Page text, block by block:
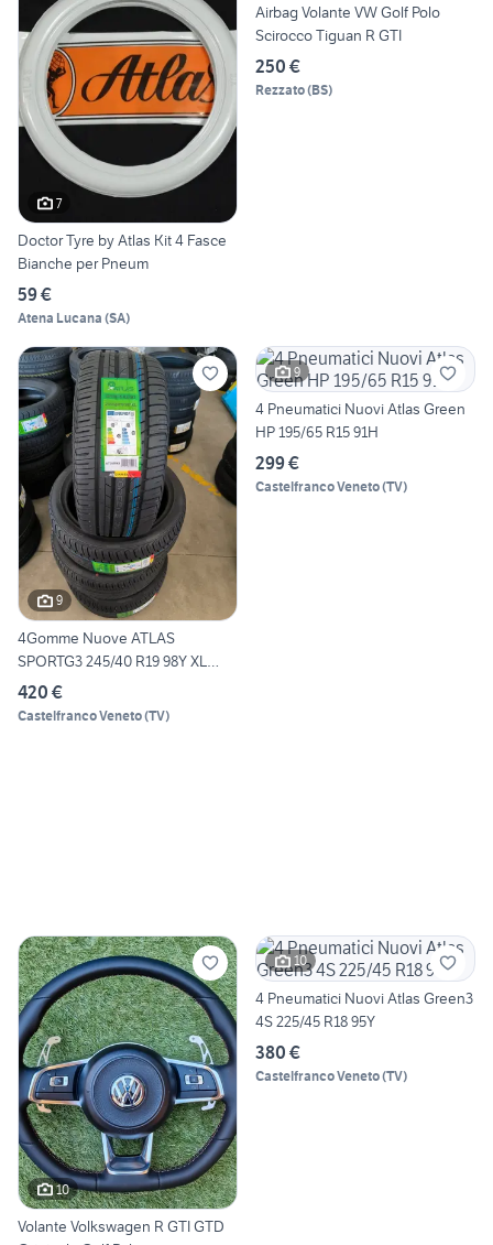
7
Doctor Tyre by Atlas Kit 4 Fasce
Bianche per Pneum
59 €
Atena Lucana (SA)
Airbag Volante VW Golf Polo
Scirocco Tiguan R GTI
250 €
Rezzato(BS)
9
4Gomme Nuove ATLAS
SPORTG3 245/40 R19 98Y XL
ESTIV
420 €
Castelfranco Veneto(TV)
9
4 Pneumatici Nuovi Atlas Green
HP 195/65 R15 91H
299 €
Castelfranco Veneto(TV)
10
Volante Volkswagen R GTI GTD
10
4 Pneumatici Nuovi Atlas Green3
4S 225/45 R18 95Y
380 €
Castelfranco Veneto(TV)